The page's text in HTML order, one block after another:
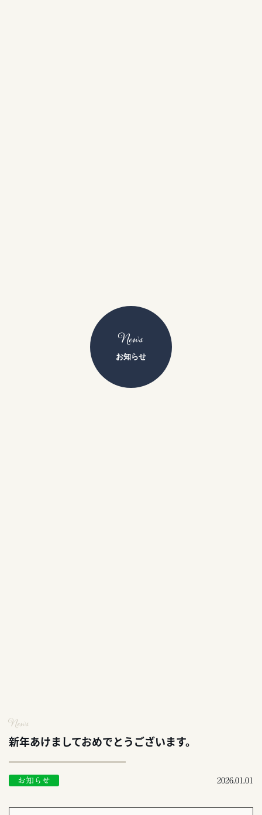
News
お知らせ
News
新年あけましておめでとうございます。
お知らせ 2026.01.01